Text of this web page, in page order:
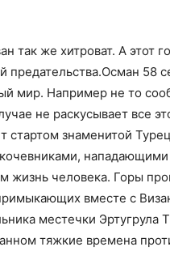
же хитроват. А этот
58
мир. Например не то
не раскусывает все
стартом знаменитой
человека. Горы
вместе с
местечки Эртугрула
тяжкие времена